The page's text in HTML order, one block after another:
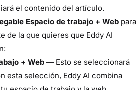
el contenido del artículo.
Espacio de trabajo + Web para
de la que quieres que Eddy AI
+ Web — Esto se seleccionará
esta selección, Eddy AI combina